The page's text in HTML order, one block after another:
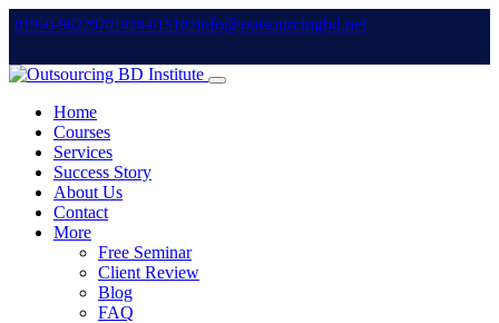
01950-96220701828-015102info@outsourcingbd.net
Home
Courses
Services
Success Story
About Us
Contact
More
Free Seminar
Client Review
Blog
FAQ